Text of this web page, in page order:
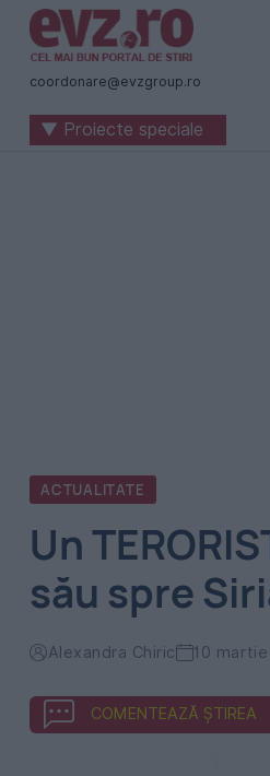
Știri
naționale
internaționale
coordonare@evzgroup.ro
▼ Proiecte speciale
ACTUALITATE
Un
său spre
Alexandra Chiric 10
COMENTEAZĂ ȘTIREA